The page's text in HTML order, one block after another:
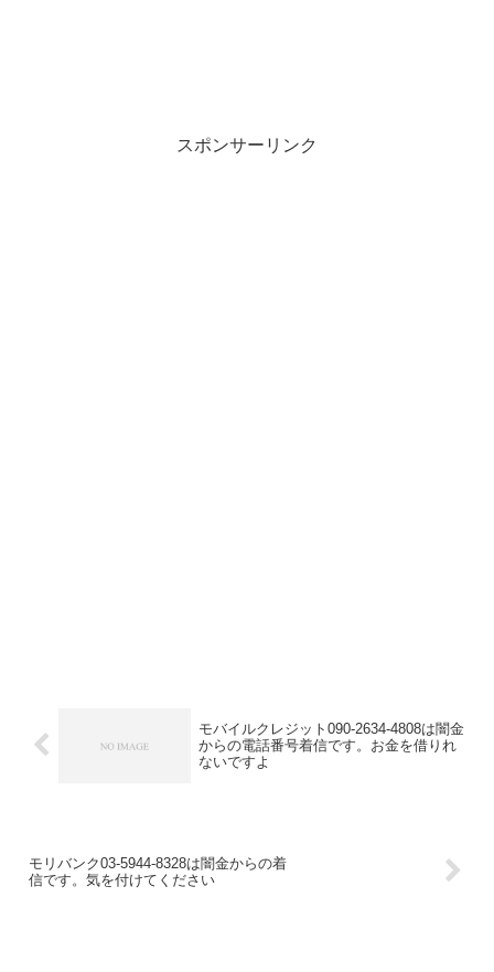
スポンサーリンク
モバイルクレジット090-2634-4808は闇金
からの電話番号着信です。お金を借りれ
ないですよ
モリバンク03-5944-8328は闇金からの着
信です。気を付けてください